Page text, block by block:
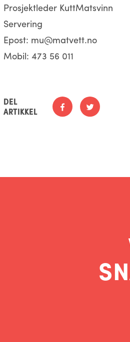
Prosjektleder KuttMatsvinn
Servering
Epost: mu@matvett.no
Mobil:473 56 011
DEL
ARTIKKEL